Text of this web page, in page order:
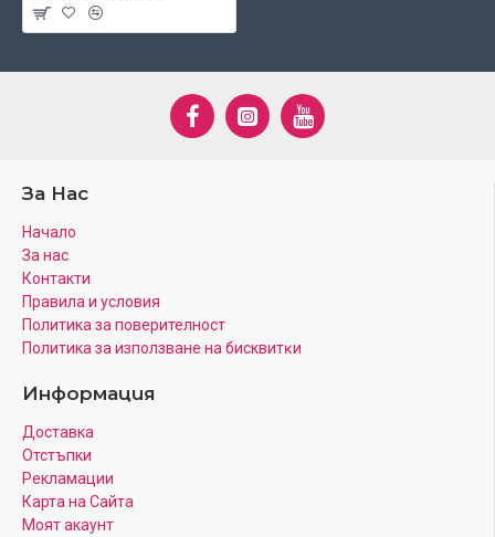
За Нас
Начало
За нас
Контакти
Правила и условия
Политика за поверителност
Πoлитика зa изпoлзвaнe нa бисквитĸи
Информация
Доставка
Отстъпки
Рекламации
Карта на Сайта
Моят акаунт